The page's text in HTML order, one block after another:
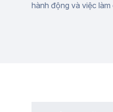
hành động và việc làm